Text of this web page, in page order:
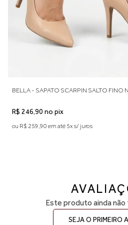
BELLA - SAPATO SCARPIN
R$ 246,90 no pix
ou R$ 259,90 em até 5x s/ juros
Este produto ainda não
SEJA O PRIMEIRO